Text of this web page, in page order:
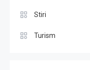
Stiri
Turism